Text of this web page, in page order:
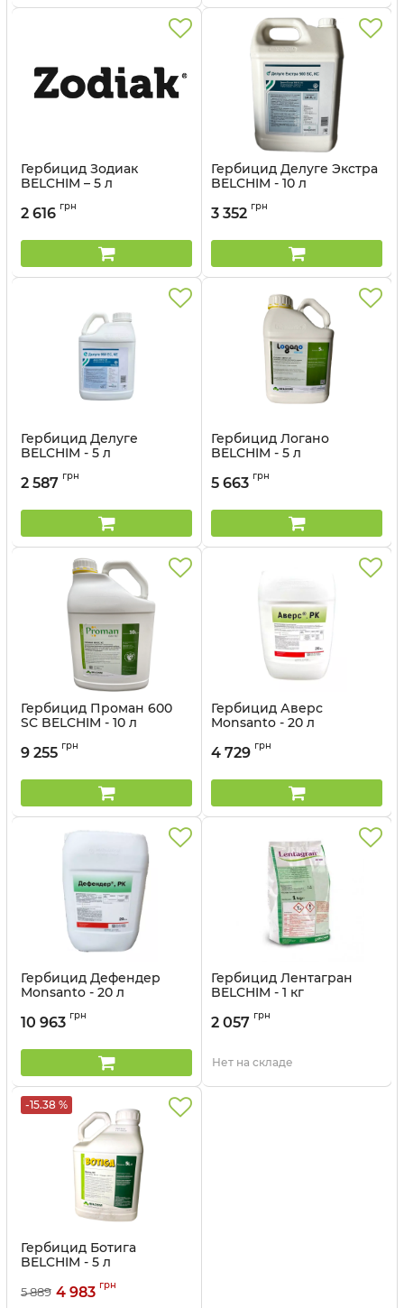
Гербицид Зодиак
BELCHIM – 5 л
2 616 грн
Гербицид Делуге Экстра
BELCHIM - 10 л
3 352 грн
Гербицид Делуге
BELCHIM - 5 л
2 587 грн
Гербицид Логано
BELCHIM - 5 л
5 663 грн
Гербицид Проман 600
SC BELCHIM - 10 л
9 255 грн
Гербицид Аверс
Monsanto - 20 л
4 729 грн
Гербицид Дефендер
Monsanto - 20 л
10 963 грн
Гербицид Лентагран
BELCHIM - 1 кг
2 057 грн
Нет на складе
-15.38 %
Гербицид Ботига
BELCHIM - 5 л
5 889 4 983 грн